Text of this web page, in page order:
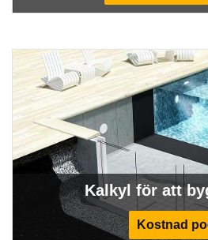
Kalkyl för att
Kostnad